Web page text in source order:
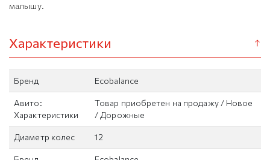
малышу.
Характеристики
Бренд Ecobalance
Авито:
Характеристики
Товар приобретен на продажу / Новое
/ Дорожные
Диаметр колес 12